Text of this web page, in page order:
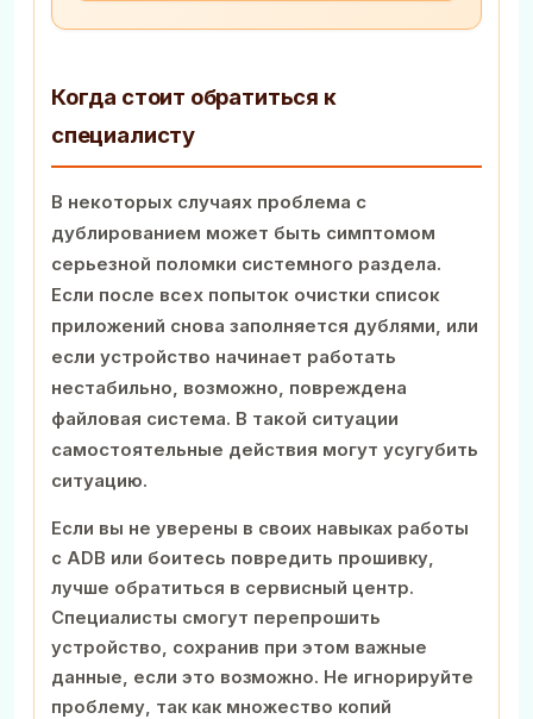
Когда стоит обратиться к
специалисту
В некоторых случаях проблема с
дублированием может быть симптомом
серьезной поломки системного раздела.
Если после всех попыток очистки список
приложений снова заполняется дублями, или
если устройство начинает работать
нестабильно, возможно, повреждена
файловая система. В такой ситуации
самостоятельные действия могут усугубить
ситуацию.
Если вы не уверены в своих навыках работы
с ADB или боитесь повредить прошивку,
лучше обратиться в сервисный центр.
Специалисты смогут перепрошить
устройство, сохранив при этом важные
данные, если это возможно. Не игнорируйте
проблему, так как множество копий